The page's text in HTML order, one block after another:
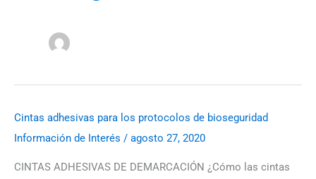
Cintas adhesivas para los protocolos de bioseguridad
Información de Interés / agosto 27, 2020
CINTAS ADHESIVAS DE DEMARCACIÓN ¿Cómo las cintas
Cintas
adhesivas